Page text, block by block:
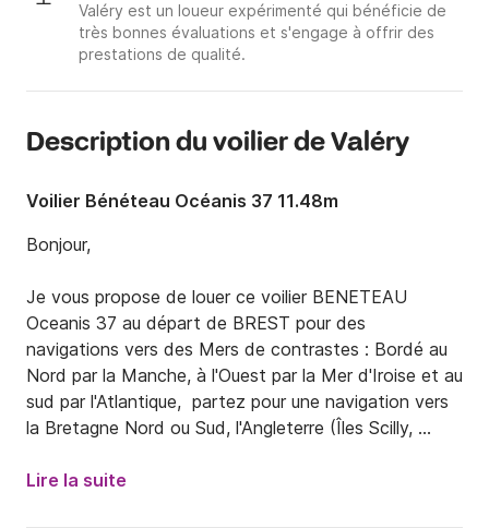
Valéry est un loueur expérimenté qui bénéficie de
très bonnes évaluations et s'engage à offrir des
prestations de qualité.
Description du voilier de Valéry
Voilier Bénéteau Océanis 37 11.48m
Bonjour,
Je vous propose de louer ce voilier BENETEAU
Oceanis 37 au départ de BREST pour des
navigations vers des Mers de contrastes : Bordé au
Nord par la Manche, à l'Ouest par la Mer d'Iroise et au
sud par l'Atlantique,  partez pour une navigation vers
la Bretagne Nord ou Sud, l'Angleterre (Îles Scilly,
Lire la suite